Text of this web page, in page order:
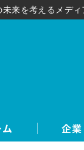
企業
来を考えるメディ